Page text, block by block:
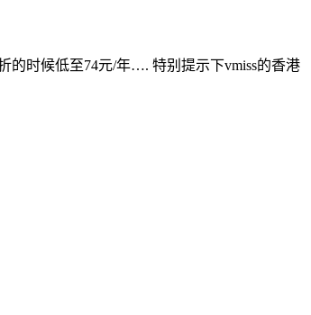
的时候低至74元/年…. 特别提示下vmiss的香港